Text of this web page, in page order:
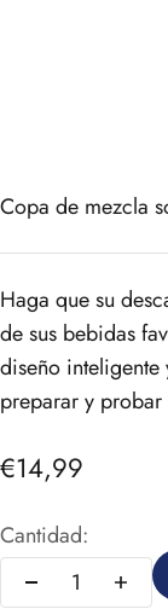
Copa de mezcla
Haga que su
de sus bebidas
diseño
preparar y
Precio de oferta
€14,99
Cantidad: